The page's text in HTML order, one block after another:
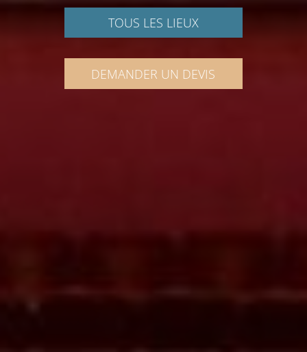
TOUS LES LIEUX
DEMANDER UN DEVIS